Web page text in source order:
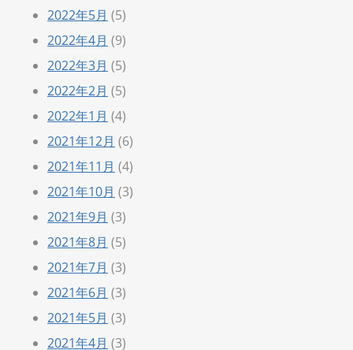
2022年5月 (5)
2022年4月 (9)
2022年3月 (5)
2022年2月 (5)
2022年1月 (4)
2021年12月 (6)
2021年11月 (4)
2021年10月 (3)
2021年9月 (3)
2021年8月 (5)
2021年7月 (3)
2021年6月 (3)
2021年5月 (3)
2021年4月 (3)